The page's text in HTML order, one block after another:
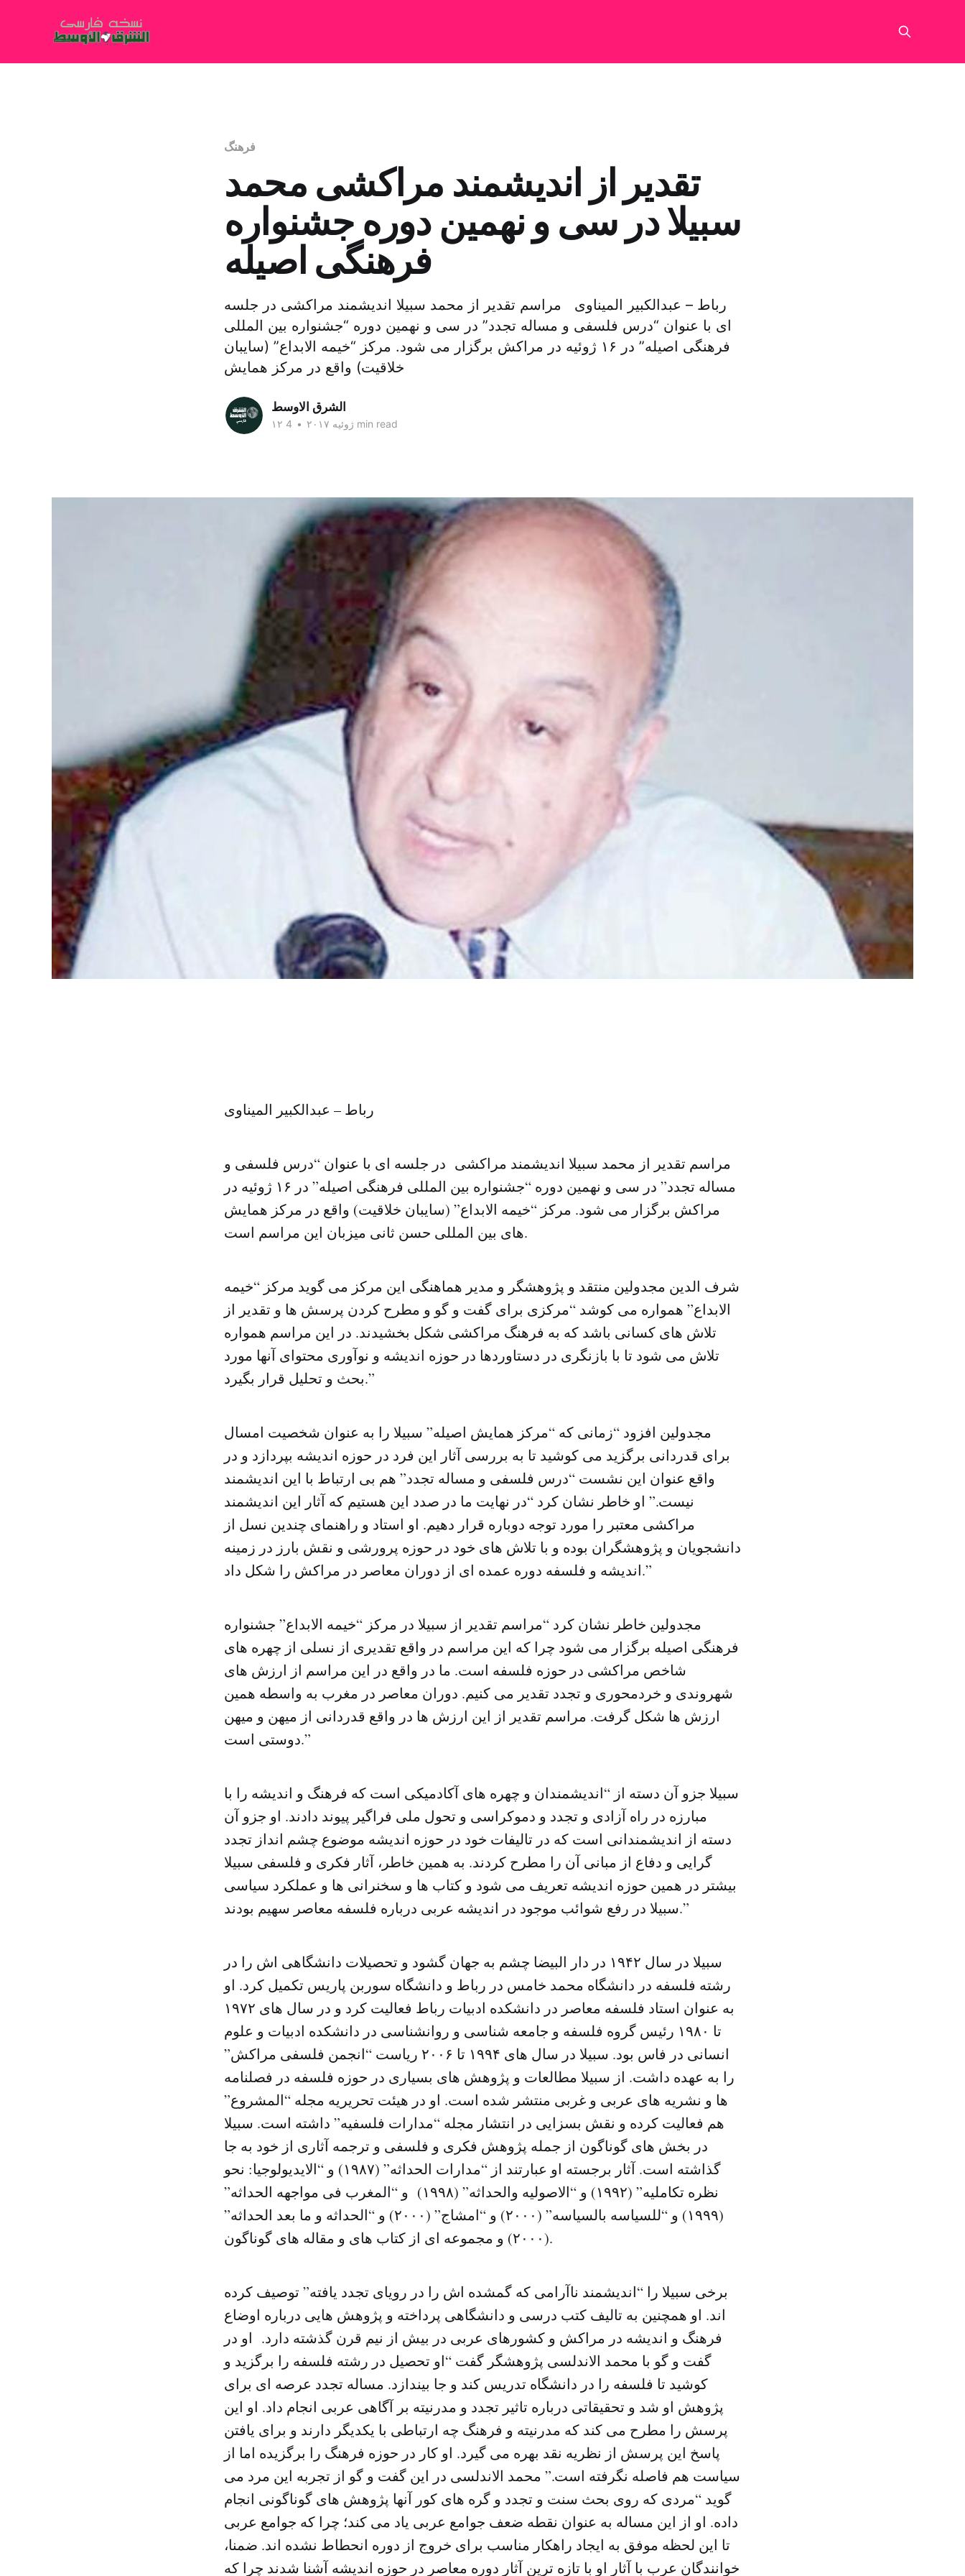
فرهنگ
تقدیر از اندیشمند مراکشی محمد
سبیلا در سی و نهمین دوره جشنواره
فرهنگی اصیله
رباط – عبدالکبیر المیناوی مراسم تقدیر از محمد سبیلا اندیشمند مراکشی در جلسه
ای با عنوان “درس فلسفی و مساله تجدد” در سی و نهمین دوره “جشنواره بین المللی
فرهنگی اصیله” در ۱۶ ژوئیه در مراکش برگزار می شود. مرکز “خیمه الابداع” (سایبان
خلاقیت) واقع در مرکز همایش
الشرق الاوسط
۱۲ ژوئیه ۲۰۱۷ • 4 min read
رباط – عبدالکبیر المیناوی
مراسم تقدیر از محمد سبیلا اندیشمند مراکشی در جلسه ای با عنوان “درس فلسفی و
مساله تجدد” در سی و نهمین دوره “جشنواره بین المللی فرهنگی اصیله” در ۱۶ ژوئیه در
مراکش برگزار می شود. مرکز “خیمه الابداع” (سایبان خلاقیت) واقع در مرکز همایش
های بین المللی حسن ثانی میزبان این مراسم است.
شرف الدین مجدولین منتقد و پژوهشگر و مدیر هماهنگی این مرکز می گوید مرکز “خیمه
الابداع” همواره می کوشد “مرکزی برای گفت و گو و مطرح کردن پرسش ها و تقدیر از
تلاش های کسانی باشد که به فرهنگ مراکشی شکل بخشیدند. در این مراسم همواره
تلاش می شود تا با بازنگری در دستاوردها در حوزه اندیشه و نوآوری محتوای آنها مورد
بحث و تحلیل قرار بگیرد.”
مجدولین افزود “زمانی که “مرکز همایش اصیله” سبیلا را به عنوان شخصیت امسال
برای قدردانی برگزید می کوشید تا به بررسی آثار این فرد در حوزه اندیشه بپردازد و در
واقع عنوان این نشست “درس فلسفی و مساله تجدد” هم بی ارتباط با این اندیشمند
نیست.” او خاطر نشان کرد “در نهایت ما در صدد این هستیم که آثار این اندیشمند
مراکشی معتبر را مورد توجه دوباره قرار دهیم. او استاد و راهنمای چندین نسل از
دانشجویان و پژوهشگران بوده و با تلاش های خود در حوزه پرورشی و نقش بارز در زمینه
اندیشه و فلسفه دوره عمده ای از دوران معاصر در مراکش را شکل داد.”
مجدولین خاطر نشان کرد “مراسم تقدیر از سبیلا در مرکز “خیمه الابداع” جشنواره
فرهنگی اصیله برگزار می شود چرا که این مراسم در واقع تقدیری از نسلی از چهره های
شاخص مراکشی در حوزه فلسفه است. ما در واقع در این مراسم از ارزش های
شهروندی و خردمحوری و تجدد تقدیر می کنیم. دوران معاصر در مغرب به واسطه همین
ارزش ها شکل گرفت. مراسم تقدیر از این ارزش ها در واقع قدردانی از میهن و میهن
دوستی است.”
سبیلا جزو آن دسته از “اندیشمندان و چهره های آکادمیکی است که فرهنگ و اندیشه را با
مبارزه در راه آزادی و تجدد و دموکراسی و تحول ملی فراگیر پیوند دادند. او جزو آن
دسته از اندیشمندانی است که در تالیفات خود در حوزه اندیشه موضوع چشم انداز تجدد
گرایی و دفاع از مبانی آن را مطرح کردند. به همین خاطر، آثار فکری و فلسفی سبیلا
بیشتر در همین حوزه اندیشه تعریف می شود و کتاب ها و سخنرانی ها و عملکرد سیاسی
سبیلا در رفع شوائب موجود در اندیشه عربی درباره فلسفه معاصر سهیم بودند.”
سبیلا در سال ۱۹۴۲ در دار البیضا چشم به جهان گشود و تحصیلات دانشگاهی اش را در
رشته فلسفه در دانشگاه محمد خامس در رباط و دانشگاه سوربن پاریس تکمیل کرد. او
به عنوان استاد فلسفه معاصر در دانشکده ادبیات رباط فعالیت کرد و در سال های ۱۹۷۲
تا ۱۹۸۰ رئیس گروه فلسفه و جامعه شناسی و روانشناسی در دانشکده ادبیات و علوم
انسانی در فاس بود. سبیلا در سال های ۱۹۹۴ تا ۲۰۰۶ ریاست “انجمن فلسفی مراکش”
را به عهده داشت. از سبیلا مطالعات و پژوهش های بسیاری در حوزه فلسفه در فصلنامه
ها و نشریه های عربی و غربی منتشر شده است. او در هیئت تحریریه مجله “المشروع”
هم فعالیت کرده و نقش بسزایی در انتشار مجله “مدارات فلسفیه” داشته است. سبیلا
در بخش های گوناگون از جمله پژوهش فکری و فلسفی و ترجمه آثاری از خود به جا
گذاشته است. آثار برجسته او عبارتند از “مدارات الحداثه” (۱۹۸۷) و “الایدیولوجیا: نحو
نظره تکاملیه” (۱۹۹۲) و “الاصولیه والحداثه” (۱۹۹۸) و “المغرب فی مواجهه الحداثه”
(۱۹۹۹) و “للسیاسه بالسیاسه” (۲۰۰۰) و “امشاج” (۲۰۰۰) و “الحداثه و ما بعد الحداثه”
(۲۰۰۰) و مجموعه ای از کتاب های و مقاله های گوناگون.
برخی سبیلا را “اندیشمند ناآرامی که گمشده اش را در رویای تجدد یافته” توصیف کرده
اند. او همچنین به تالیف کتب درسی و دانشگاهی پرداخته و پژوهش هایی درباره اوضاع
فرهنگ و اندیشه در مراکش و کشورهای عربی در بیش از نیم قرن گذشته دارد. او در
گفت و گو با محمد الاندلسی پژوهشگر گفت “او تحصیل در رشته فلسفه را برگزید و
کوشید تا فلسفه را در دانشگاه تدریس کند و جا بیندازد. مساله تجدد عرصه ای برای
پژوهش او شد و تحقیقاتی درباره تاثیر تجدد و مدرنیته بر آگاهی عربی انجام داد. او این
پرسش را مطرح می کند که مدرنیته و فرهنگ چه ارتباطی با یکدیگر دارند و برای یافتن
پاسخ این پرسش از نظریه نقد بهره می گیرد. او کار در حوزه فرهنگ را برگزیده اما از
سیاست هم فاصله نگرفته است.” محمد الاندلسی در این گفت و گو از تجربه این مرد می
گوید “مردی که روی بحث سنت و تجدد و گره های کور آنها پژوهش های گوناگونی انجام
داده. او از این مساله به عنوان نقطه ضعف جوامع عربی یاد می کند؛ چرا که جوامع عربی
تا این لحظه موفق به ایجاد راهکار مناسب برای خروج از دوره انحطاط نشده اند. ضمنا،
خوانندگان عرب با آثار او با تازه ترین آثار دوره معاصر در حوزه اندیشه آشنا شدند چرا که